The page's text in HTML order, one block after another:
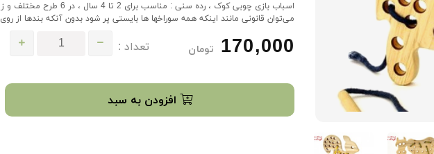
اسباب بازی چوبی کوک ،
می‌توان قانونی مانند اینکه همه سوراخها ها بایستی پر شود بدون آنکه بندها از
170,000 تومان تعداد :
افزودن به سبد